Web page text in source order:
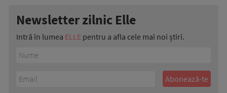
Newsletter zilnic Elle
Intră în lumea ELLE pentru a afla cele mai noi știri.